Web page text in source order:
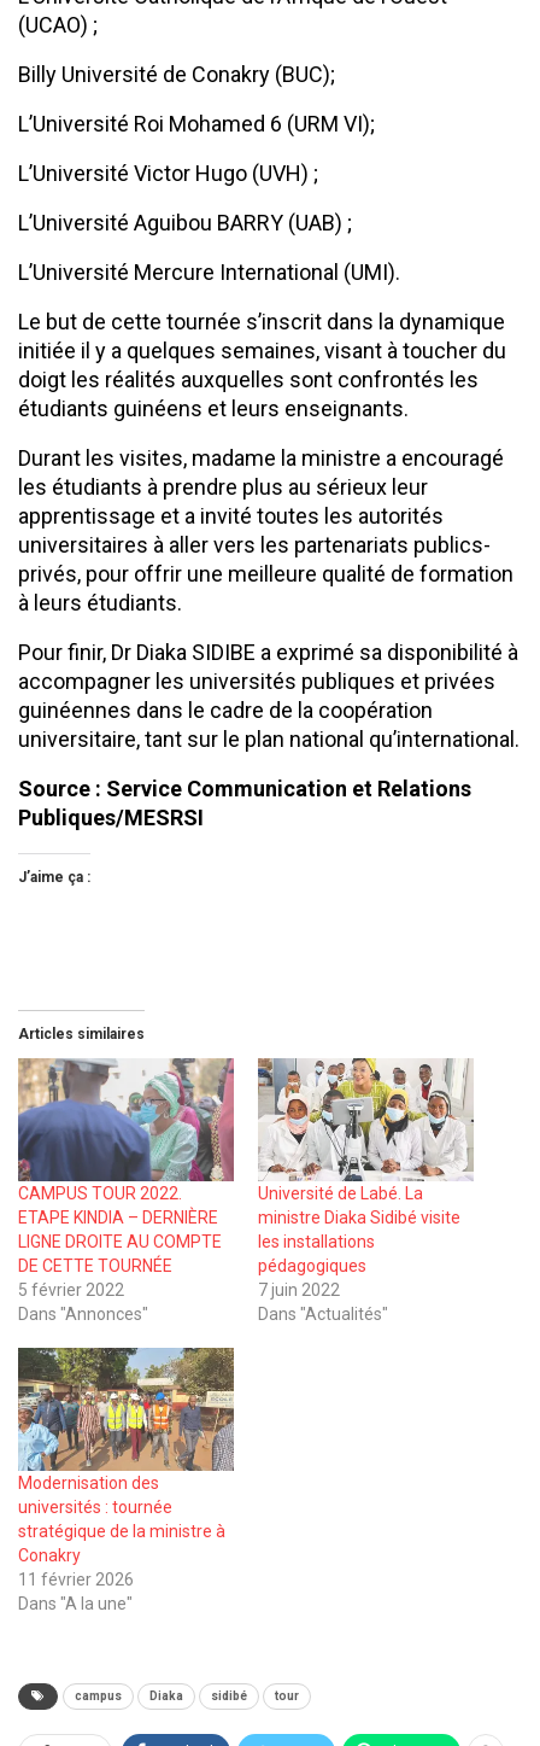
(UCAO) ;
Billy Université de Conakry (BUC);
L’Université Roi Mohamed 6 (URM VI);
L’Université Victor Hugo (UVH) ;
L’Université Aguibou BARRY (UAB) ;
L’Université Mercure International (UMI).
Le but de cette tournée s’inscrit dans la dynamique
initiée il y a quelques semaines, visant à toucher du
doigt les réalités auxquelles sont confrontés les
étudiants guinéens et leurs enseignants.
Durant les visites, madame la ministre a encouragé
les étudiants à prendre plus au sérieux leur
apprentissage et a invité toutes les autorités
universitaires à aller vers les partenariats publics-
privés, pour offrir une meilleure qualité de formation
à leurs étudiants.
Pour finir, Dr Diaka SIDIBE a exprimé sa disponibilité à
accompagner les universités publiques et privées
guinéennes dans le cadre de la coopération
universitaire, tant sur le plan national qu’international.
Source : Service Communication et Relations
Publiques/MESRSI
J’aime ça :
Articles similaires
CAMPUS TOUR 2022.
ETAPE KINDIA – DERNIÈRE
LIGNE DROITE AU COMPTE
DE CETTE TOURNÉE
5 février 2022
Dans "Annonces"
Université de Labé. La
ministre Diaka Sidibé visite
les installations
pédagogiques
7 juin 2022
Dans "Actualités"
Modernisation des
universités : tournée
stratégique de la ministre à
Conakry
11 février 2026
Dans "A la une"
campus Diaka sidibé tour